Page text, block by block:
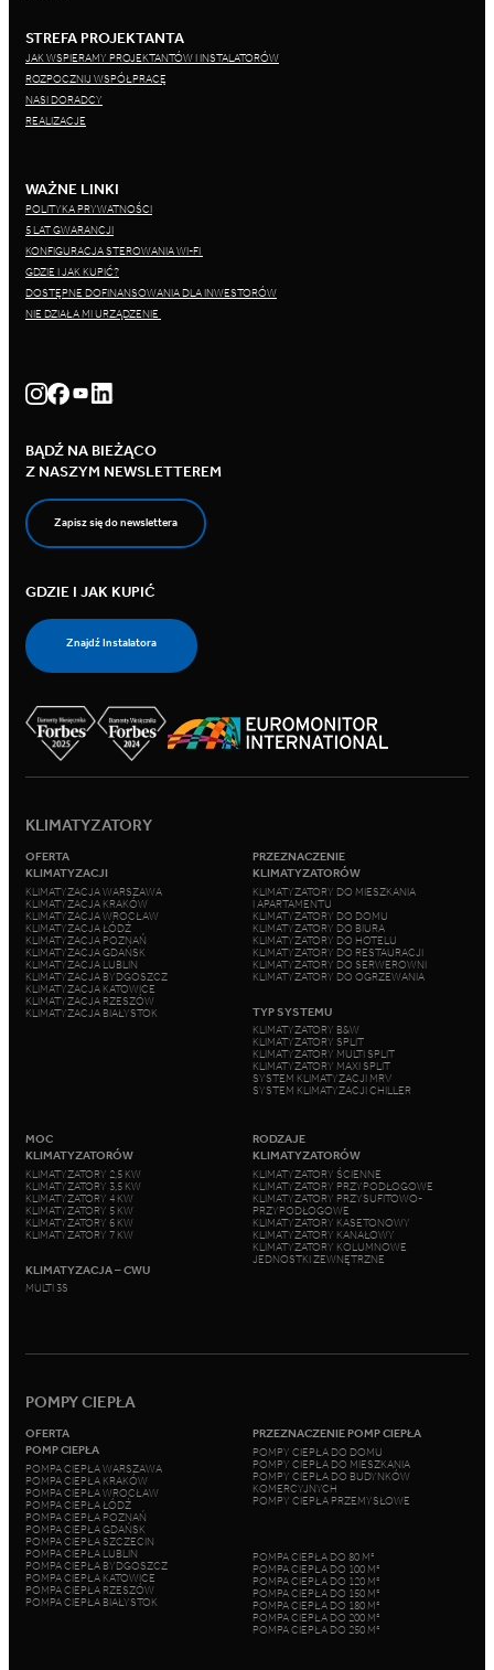
STREFA PROJEKTANTA
JAK WSPIERAMY PROJEKTANTÓW I INSTALATORÓW
ROZPOCZNIJ WSPÓŁPRACĘ
NASI DORADCY
REALIZACJE
WAŻNE LINKI
POLITYKA PRYWATNOŚCI
5 LAT GWARANCJI
KONFIGURACJA STEROWANIA WI-FI
GDZIE I JAK KUPIĆ?
DOSTĘPNE DOFINANSOWANIA DLA INWESTORÓW
NIE DZIAŁA MI URZĄDZENIE
BĄDŹ NA BIEŻĄCO
Z NASZYM NEWSLETTEREM
Zapisz się do newslettera
GDZIE I JAK KUPIĆ
Znajdź Instalatora
KLIMATYZATORY
OFERTA
KLIMATYZACJI
KLIMATYZACJA WARSZAWA
KLIMATYZACJA KRAKÓW
KLIMATYZACJA WROCŁAW
KLIMATYZACJA ŁÓDŹ
KLIMATYZACJA POZNAŃ
KLIMATYZACJA GDAŃSK
KLIMATYZACJA LUBLIN
KLIMATYZACJA BYDGOSZCZ
KLIMATYZACJA KATOWICE
KLIMATYZACJA RZESZÓW
KLIMATYZACJA BIAŁYSTOK
PRZEZNACZENIE
KLIMATYZATORÓW
KLIMATYZATORY DO MIESZKANIA
I APARTAMENTU
KLIMATYZATORY DO DOMU
KLIMATYZATORY DO BIURA
KLIMATYZATORY DO HOTELU
KLIMATYZATORY DO RESTAURACJI
KLIMATYZATORY DO SERWEROWNI
KLIMATYZATORY DO OGRZEWANIA
TYP SYSTEMU
KLIMATYZATORY B&W
KLIMATYZATORY SPLIT
KLIMATYZATORY MULTI SPLIT
KLIMATYZATORY MAXI SPLIT
SYSTEM KLIMATYZACJI MRV
SYSTEM KLIMATYZACJI CHILLER
MOC
KLIMATYZATORÓW
KLIMATYZATORY 2,5 KW
KLIMATYZATORY 3,5 KW
KLIMATYZATORY 4 KW
KLIMATYZATORY 5 KW
KLIMATYZATORY 6 KW
KLIMATYZATORY 7 KW
KLIMATYZACJA – CWU
MULTI 3S
RODZAJE
KLIMATYZATORÓW
KLIMATYZATORY ŚCIENNE
KLIMATYZATORY PRZYPODŁOGOWE
KLIMATYZATORY PRZYSUFITOWO-
PRZYPODŁOGOWE
KLIMATYZATORY KASETONOWY
KLIMATYZATORY KANAŁOWY
KLIMATYZATORY KOLUMNOWE
JEDNOSTKI ZEWNĘTRZNE
POMPY CIEPŁA
OFERTA
POMP CIEPŁA
POMPA CIEPŁA WARSZAWA
POMPA CIEPŁA KRAKÓW
POMPA CIEPŁA WROCŁAW
POMPA CIEPŁA ŁÓDŹ
POMPA CIEPŁA POZNAŃ
POMPA CIEPŁA GDAŃSK
POMPA CIEPŁA SZCZECIN
POMPA CIEPŁA LUBLIN
POMPA CIEPŁA BYDGOSZCZ
POMPA CIEPŁA KATOWICE
POMPA CIEPŁA RZESZÓW
POMPA CIEPŁA BIAŁYSTOK
PRZEZNACZENIE POMP CIEPŁA
POMPY CIEPŁA DO DOMU
POMPY CIEPŁA DO MIESZKANIA
POMPY CIEPŁA DO BUDYNKÓW
KOMERCYJNYCH
POMPY CIEPŁA PRZEMYSŁOWE
POMPA CIEPŁA DO 80 M²
POMPA CIEPŁA DO 100 M²
POMPA CIEPŁA DO 120 M²
POMPA CIEPŁA DO 150 M²
POMPA CIEPŁA DO 180 M²
POMPA CIEPŁA DO 200 M²
POMPA CIEPŁA DO 250 M²